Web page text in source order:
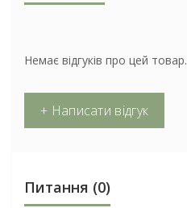
Немає відгуків про цей товар.
+ Написати відгук
Питання (0)